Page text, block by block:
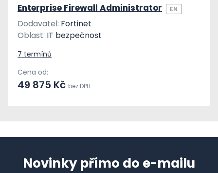
Enterprise Firewall Administrator EN
Dodavatel: Fortinet
Oblast: IT bezpečnost
7 termínů
Cena od:
49 875 Kč bez DPH
Novinky přímo do e-mailu